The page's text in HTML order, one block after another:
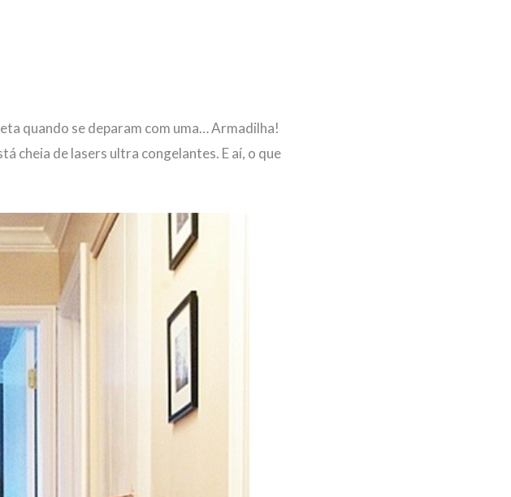
quando se deparam com uma… Armadilha!
cheia de lasers ultra congelantes. E aí, o que